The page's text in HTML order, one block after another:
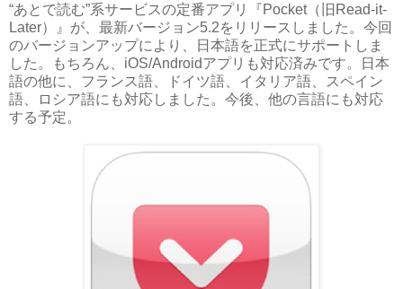
“あとで読む”系サービスの定番アプリ『Pocket（旧Read-it-
Later）』が、最新バージョン5.2をリリースしました。今回
のバージョンアップにより、日本語を正式にサポートしま
した。もちろん、iOS/Androidアプリも対応済みです。日本
語の他に、フランス語、ドイツ語、イタリア語、スペイン
語、ロシア語にも対応しました。今後、他の言語にも対応
する予定。